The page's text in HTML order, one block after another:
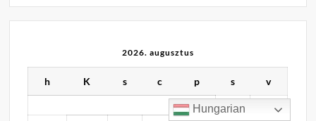
2026. augusztus
h K s c p s v
1
Hungarian